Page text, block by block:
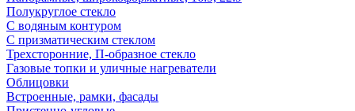
Полукруглое стекло
С водяным контуром
С призматическим стеклом
Трехсторонние, П-образное стекло
Газовые топки и уличные нагреватели
Облицовки
Встроенные, рамки, фасады